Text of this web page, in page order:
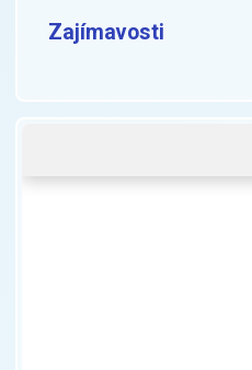
Zajímavosti